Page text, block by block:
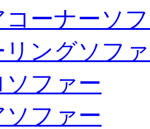
コーナーソ
リングソフ
ソファー
ソファー